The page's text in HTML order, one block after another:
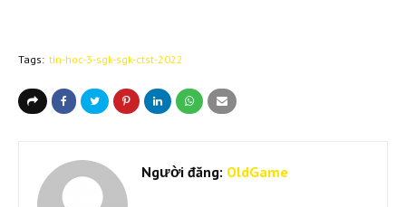
Tags: tin-hoc-3-sgk-sgk-ctst-2022
Người đăng: OldGame